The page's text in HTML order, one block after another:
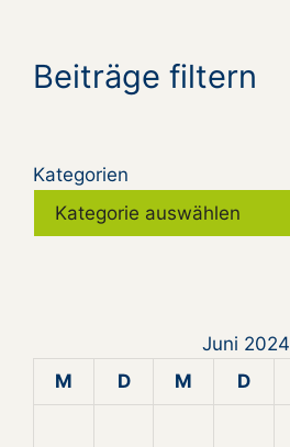
Beiträge filtern
Kategorien
Juni 2024
M
D M D